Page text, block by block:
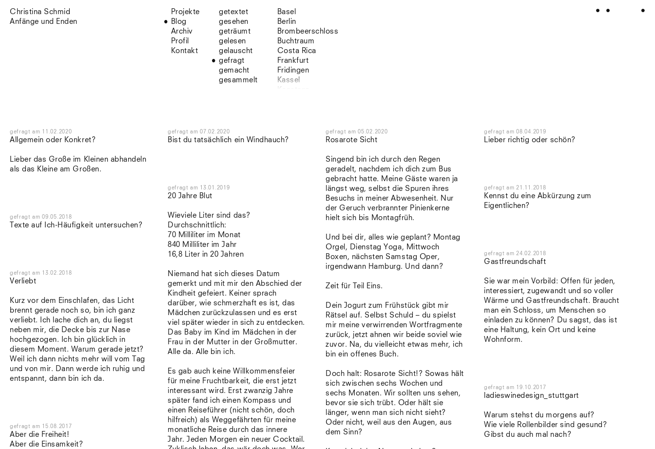
Christina Schmid
Anfänge und Enden
Projekte
Blog
Archiv
Profil
Kontakt
getextet
gesehen
geträumt
gelesen
gelauscht
gefragt
gemacht
gesammelt
Basel
Berlin
Brombeerschloss
Buchtraum
Costa Rica
Frankfurt
Fridingen
Kassel
Lissabon
Allgemein oder Konkret?
Lieber das Große im Kleinen abhandeln
als das Kleine am Großen.
gefragt am 11.02.2020
Bist du tatsächlich ein Windhauch?
gefragt am07.02.2020
Rosarote Sicht
Singend bin ich durch den Regen
geradelt, nachdem ich dich zum Bus
gebracht hatte. Meine Gäste waren ja
längst weg, selbst die Spuren ihres
Besuchs in meiner Abwesenheit. Nur
der Geruch verbrannter Pinienkerne
hielt sich bis Montagfrüh.
Und bei dir, alles wie geplant? Montag
Orgel, Dienstag Yoga, Mittwoch
Boxen, nächsten Samstag Oper,
irgendwann Hamburg. Und dann?
Zeit für Teil Eins.
Dein Jogurt zum Frühstück gibt mir
Rätsel auf. Selbst Schuld – du spielst
mir meine verwirrenden Wortfragmente
zurück, jetzt ahnen wir beide soviel wie
zuvor. Na, du vielleicht etwas mehr, ich
bin ein offenes Buch.
Doch halt: Rosarote Sicht!? Sowas hält
sich zwischen sechs Wochen und
sechs Monaten. Wir sollten uns sehen,
bevor sie sich trübt. Oder hält sie
länger, wenn man sich nicht sieht?
Oder nicht, weil aus den Augen, aus
dem Sinn?
gefragt am05.02.2020
Lieber richtig oder schön?
gefragt am08.04.2019
20 Jahre Blut
Wieviele Liter sind das?
Durchschnittlich:
70 Milliliter im Monat
840 Milliliter im Jahr
16,8 Liter in 20 Jahren
Niemand hat sich dieses Datum
gemerkt und mit mir den Abschied der
Kindheit gefeiert. Keiner sprach
darüber, wie schmerzhaft es ist, das
Mädchen zurückzulassen und es erst
viel später wieder in sich zu entdecken.
Das Baby im Kind im Mädchen in der
Frau in der Mutter in der Großmutter.
Alle da. Alle bin ich.
Es gab auch keine Willkommensfeier
für meine Fruchtbarkeit, die erst jetzt
interessant wird. Erst zwanzig Jahre
später fand ich einen Kompass und
einen Reiseführer (nicht schön, doch
hilfreich) als Weggefährten für meine
monatliche Reise durch das innere
Jahr. Jeden Morgen ein neuer Cocktail.
gefragt am 13.01.2019
Kennst du eine Abkürzung zum
Eigentlichen?
gefragt am21.11.2018
Texte auf Ich-Häufigkeit untersuchen?
gefragt am09.05.2018
Gastfreundschaft
Sie war mein Vorbild: Offen für jeden,
interessiert, zugewandt und so voller
Wärme und Gastfreundschaft. Braucht
man ein Schloss, um Menschen so
einladen zu können? Du sagst, das ist
eine Haltung, kein Ort und keine
Wohnform.
gefragt am24.02.2018
Verliebt
Kurz vor dem Einschlafen, das Licht
brennt gerade noch so, bin ich ganz
verliebt. Ich lache dich an, du liegst
neben mir, die Decke bis zur Nase
hochgezogen. Ich bin glücklich in
diesem Moment. Warum gerade jetzt?
Weil ich dann nichts mehr will vom Tag
und von mir. Dann werde ich ruhig und
entspannt, dann bin ich da.
gefragt am 13.02.2018
ladieswinedesign_stuttgart
Warum stehst du morgens auf?
Wie viele Rollenbilder sind gesund?
Gibst du auch mal nach?
gefragt am 19.10.2017
Aber die Freiheit!
Aber die Einsamkeit?
gefragt am 15.08.2017